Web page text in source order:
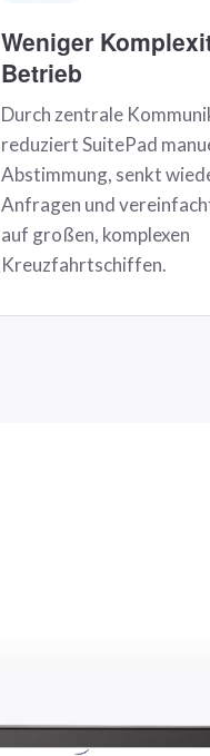
Weniger
Betrieb
Durch zentrale
reduziert SuitePad
Abstimmung, senkt
Anfragen und
auf großen, komplexen
Kreuzfahrtschiffen.